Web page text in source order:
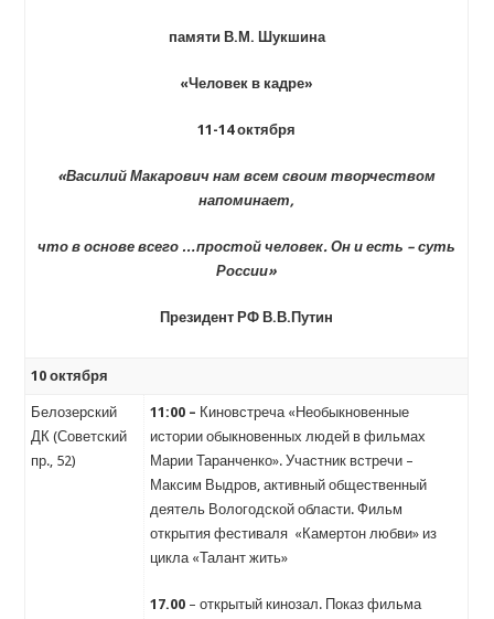
памяти В.М. Шукшина
«Человек в кадре»
11-14 октября
«Василий Макарович нам всем своим творчеством
напоминает,
что в основе всего …простой человек. Он и есть – суть
России»
Президент РФ В.В.Путин
10 октября
Белозерский
ДК (Советский
пр., 52)
11:00 – Киновстреча «Необыкновенные
истории обыкновенных людей в фильмах
Марии Таранченко». Участник встречи –
Максим Выдров, активный общественный
деятель Вологодской области. Фильм
открытия фестиваля «Камертон любви» из
цикла «Талант жить»
17.00 – открытый кинозал. Показ фильма